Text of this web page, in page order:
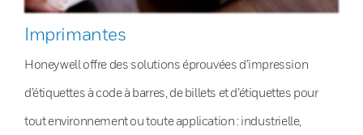
Imprimantes
Honeywell offre des solutions éprouvées d’impression
d’étiquettes à code à barres, de billets et d’étiquettes pour
tout environnement ou toute application : industrielle,